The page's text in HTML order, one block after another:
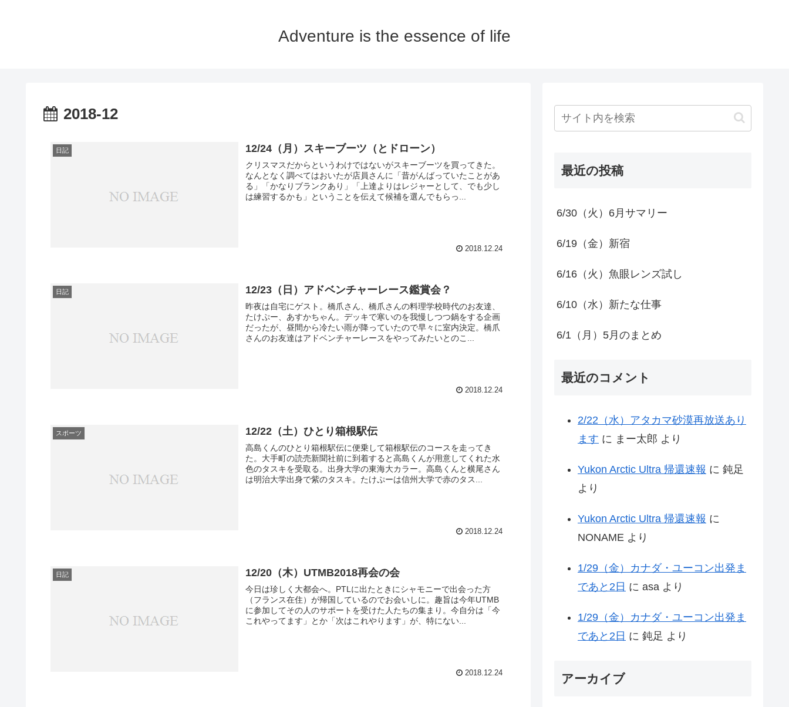
Adventure is the essence of life
2018-12
日記 12/24（月）スキーブーツ（とドローン）
クリスマスだからというわけではないがスキーブーツを買ってきた。
なんとなく調べてはおいたが店員さんに「昔がんばっていたことがあ
る」「かなりブランクあり」「上達よりはレジャーとして、でも少し
は練習するかも」ということを伝えて候補を選んでもらっ...
2018.12.24
日記 12/23（日）アドベンチャーレース鑑賞会？
昨夜は自宅にゲスト。橋爪さん、橋爪さんの料理学校時代のお友達、
たけぷー、あすかちゃん。デッキで寒いのを我慢しつつ鍋をする企画
だったが、昼間から冷たい雨が降っていたので早々に室内決定。橋爪
さんのお友達はアドベンチャーレースをやってみたいとのこ...
2018.12.24
スポーツ 12/22（土）ひとり箱根駅伝
高島くんのひとり箱根駅伝に便乗して箱根駅伝のコースを走ってき
た。大手町の読売新聞社前に到着すると高島くんが用意してくれた水
色のタスキを受取る。出身大学の東海大カラー。高島くんと横尾さん
は明治大学出身で紫のタスキ。たけぷーは信州大学で赤のタス...
2018.12.24
日記 12/20（木）UTMB2018再会の会
今日は珍しく大都会へ。PTLに出たときにシャモニーで出会った方
（フランス在住）が帰国しているのでお会いしに。趣旨は今年UTMB
に参加してその人のサポートを受けた人たちの集まり。今自分は「今
これやってます」とか「次はこれやります」が、特にない...
2018.12.24
最近の投稿
6/30（火）6月サマリー
6/19（金）新宿
6/16（火）魚眼レンズ試し
6/10（水）新たな仕事
6/1（月）5月のまとめ
最近のコメント
2/22（水）アタカマ砂漠再放送あり
ます に まー太郎 より
Yukon Arctic Ultra 帰還速報 に 鈍足
より
Yukon Arctic Ultra 帰還速報 に
NONAME より
1/29（金）カナダ・ユーコン出発ま
であと2日 に asa より
1/29（金）カナダ・ユーコン出発ま
であと2日 に 鈍足 より
アーカイブ